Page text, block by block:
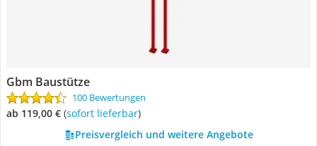
Gbm Baustütze
100 Bewertungen
ab 119,00 € ( Sofort lieferbar)
Preisvergleich und weitere Angebote